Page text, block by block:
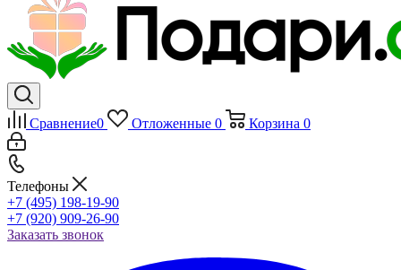
Сравнение0 Отложенные 0 Корзина 0
Телефоны
+7 (495) 198-19-90
+7 (920) 909-26-90
Заказать звонок